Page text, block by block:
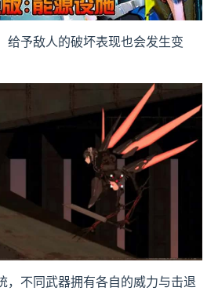
给予敌人的破坏表现也会发生变
，不同武器拥有各自的威力与击退